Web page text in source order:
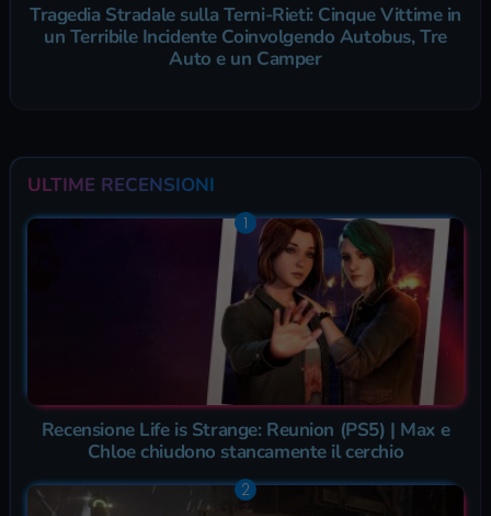
Tragedia Stradale sulla Terni-Rieti: Cinque Vittime in
un Terribile Incidente Coinvolgendo Autobus, Tre
Auto e un Camper
ULTIME RECENSIONI
Recensione Life is Strange: Reunion (PS5) | Max e
Chloe chiudono stancamente il cerchio